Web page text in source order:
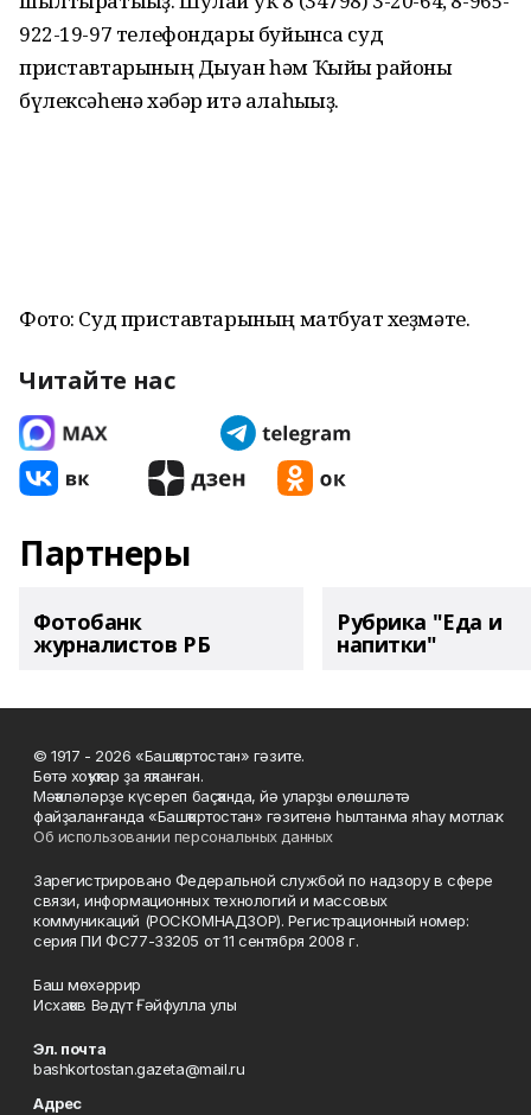
922-19-97 телефондары буйынса суд
приставтарының Дыуан һәм Ҡыйғы районы
бүлексәһенә хәбәр итә алаһығыҙ.
Фото: Суд приставтарының матбуғат хеҙмәте.
Читайте нас
Партнеры
Фотобанк
журналистов РБ
Рубрика "Еда и
напитки"
© 1917 - 2026 «Башҡортостан» гәзите.
Бөтә хоҡуҡтар ҙа яҡланған.
Мәҡәләләрҙе күсереп баҫҡанда, йә уларҙы өлөшләтә
файҙаланғанда «Башҡортостан» гәзитенә һылтанма яһау мотлаҡ.
Об использовании персональных данных
Зарегистрировано Федеральной службой по надзору в сфере
связи, информационных технологий и массовых
коммуникаций (РОСКОМНАДЗОР). Регистрационный номер:
серия ПИ ФС77-33205 от 11 сентября 2008 г.
Баш мөхәррир
Исхаҡов Вәдүт Ғәйфулла улы
Эл. почта
bashkortostan.gazeta@mail.ru
Адрес